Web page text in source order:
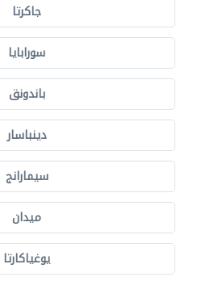
جاكرتا
سورابايا
باندونق
دينباسار
سيمارانج
ميدان
يوغياكارتا